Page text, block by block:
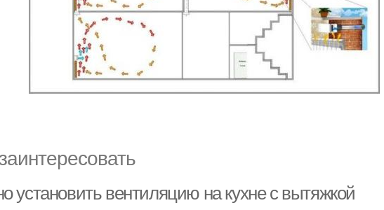
установить вентиляцию на кухне с вытяжкой